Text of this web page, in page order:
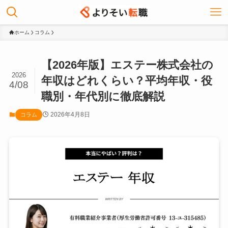
ホーム コラム
【2026年版】エステー株式会社の
年収はどれくらい？平均年収・役
職別・年代別に徹底解説
2026
4/08
コラム 2026年4月8日